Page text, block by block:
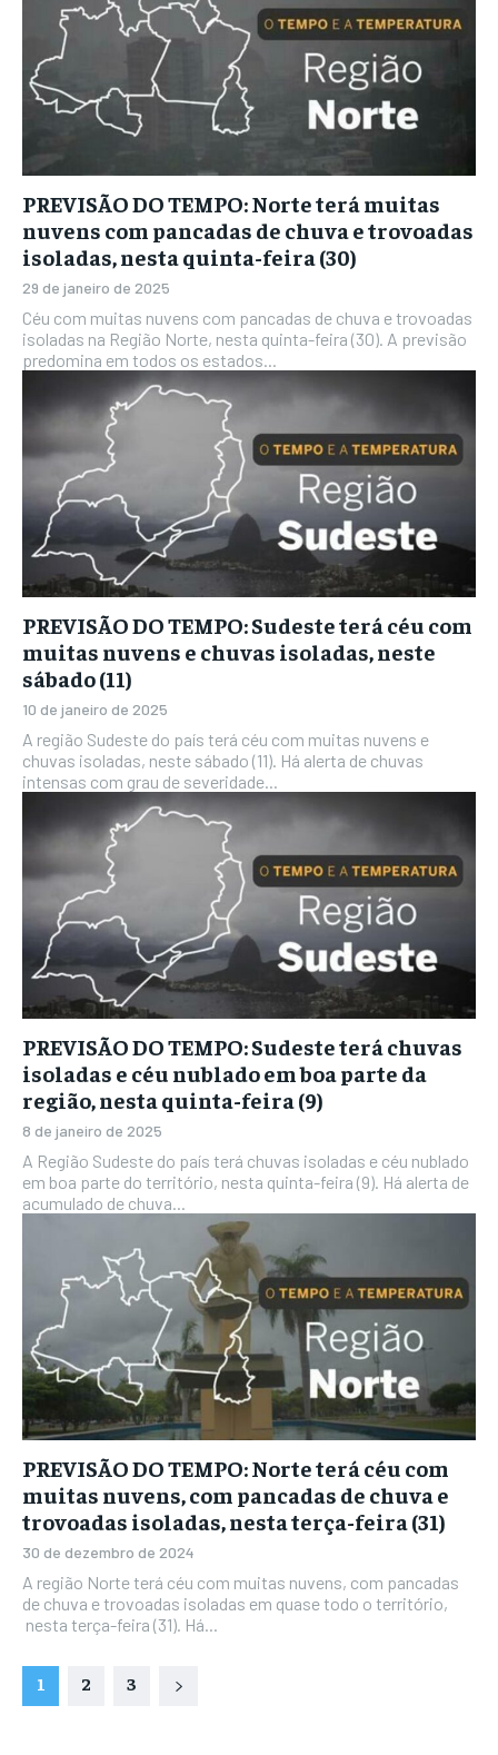
PREVISÃO DO TEMPO: Norte terá muitas
nuvens com pancadas de chuva e trovoadas
isoladas, nesta quinta-feira (30)
29 de janeiro de 2025
Céu com muitas nuvens com pancadas de chuva e trovoadas
isoladas na Região Norte, nesta quinta-feira (30). A previsão
predomina em todos os estados...
PREVISÃO DO TEMPO: Sudeste terá céu com
muitas nuvens e chuvas isoladas, neste
sábado (11)
10 de janeiro de 2025
A região Sudeste do país terá céu com muitas nuvens e
chuvas isoladas, neste sábado (11). Há alerta de chuvas
intensas com grau de severidade...
PREVISÃO DO TEMPO: Sudeste terá chuvas
isoladas e céu nublado em boa parte da
região, nesta quinta-feira (9)
8 de janeiro de 2025
A Região Sudeste do país terá chuvas isoladas e céu nublado
em boa parte do território, nesta quinta-feira (9). Há alerta de
acumulado de chuva...
PREVISÃO DO TEMPO: Norte terá céu com
muitas nuvens, com pancadas de chuva e
trovoadas isoladas, nesta terça-feira (31)
30 de dezembro de 2024
A região Norte terá céu com muitas nuvens, com pancadas
de chuva e trovoadas isoladas em quase todo o território,
nesta terça-feira (31). Há...
1 2 3